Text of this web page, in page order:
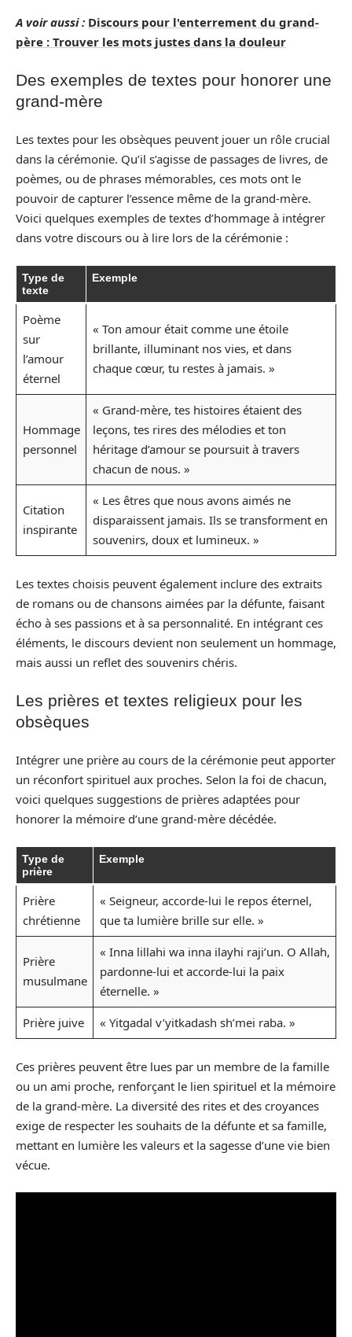
A voir aussi : Discours pour l'enterrement du grand-
père : Trouver les mots justes dans la douleur
Des exemples de textes pour honorer une
grand-mère
Les textes pour les obsèques peuvent jouer un rôle crucial
dans la cérémonie. Qu’il s’agisse de passages de livres, de
poèmes, ou de phrases mémorables, ces mots ont le
pouvoir de capturer l’essence même de la grand-mère.
Voici quelques exemples de textes d’hommage à intégrer
dans votre discours ou à lire lors de la cérémonie :
Type de
texte
Exemple
Poème
sur
l’amour
éternel
« Ton amour était comme une étoile
brillante, illuminant nos vies, et dans
chaque cœur, tu restes à jamais. »
Hommage
personnel
« Grand-mère, tes histoires étaient des
leçons, tes rires des mélodies et ton
héritage d’amour se poursuit à travers
chacun de nous. »
Citation
inspirante
« Les êtres que nous avons aimés ne
disparaissent jamais. Ils se transforment en
souvenirs, doux et lumineux. »
Les textes choisis peuvent également inclure des extraits
de romans ou de chansons aimées par la défunte, faisant
écho à ses passions et à sa personnalité. En intégrant ces
éléments, le discours devient non seulement un hommage,
mais aussi un reflet des souvenirs chéris.
Les prières et textes religieux pour les
obsèques
Intégrer une prière au cours de la cérémonie peut apporter
un réconfort spirituel aux proches. Selon la foi de chacun,
voici quelques suggestions de prières adaptées pour
honorer la mémoire d’une grand-mère décédée.
Type de
prière
Exemple
Prière
chrétienne
« Seigneur, accorde-lui le repos éternel,
que ta lumière brille sur elle. »
Prière
musulmane
« Inna lillahi wa inna ilayhi raji’un. O Allah,
pardonne-lui et accorde-lui la paix
éternelle. »
Prière juive
« Yitgadal v’yitkadash sh’mei raba. »
Ces prières peuvent être lues par un membre de la famille
ou un ami proche, renforçant le lien spirituel et la mémoire
de la grand-mère. La diversité des rites et des croyances
exige de respecter les souhaits de la défunte et sa famille,
mettant en lumière les valeurs et la sagesse d’une vie bien
vécue.